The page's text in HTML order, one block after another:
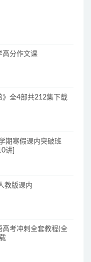
高分作文课
》全4部共212集下载
期寒假课内突破班
讲]
教版课内
考冲刺全套教程(全